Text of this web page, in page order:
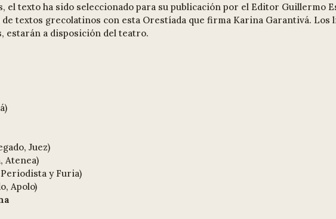
el texto ha sido seleccionado para su publicación por el Editor Guillermo
de textos grecolatinos con esta Orestíada que firma Karina Garantivá.
estarán a disposición del teatro.
Juez)
Atenea)
y Furia)
Apolo)